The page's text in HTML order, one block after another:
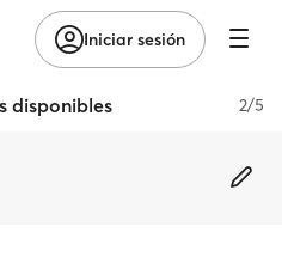
Iniciar sesión
disponibles 2/5